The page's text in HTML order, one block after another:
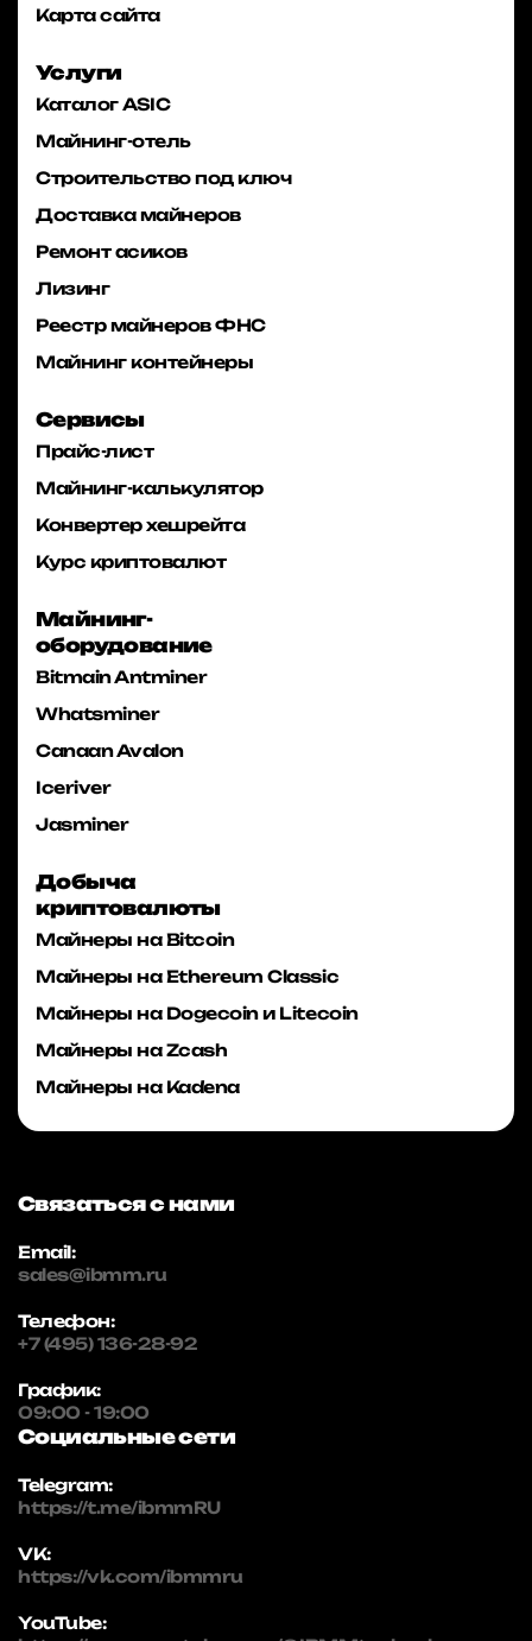
Карта сайта
Услуги
Каталог ASIC
Майнинг-отель
Строительство под ключ
Доставка майнеров
Ремонт асиков
Лизинг
Реестр майнеров ФНС
Майнинг контейнеры
Сервисы
Прайс-лист
Майнинг-калькулятор
Конвертер хешрейта
Курс криптовалют
Майнинг-
оборудование
Bitmain Antminer
Whatsminer
Canaan Avalon
Iceriver
Jasminer
Добыча
криптовалюты
Майнеры на Bitcoin
Майнеры на Ethereum Classic
Майнеры на Dogecoin и Litecoin
Майнеры на Zcash
Майнеры на Kadena
Связаться с нами
Email:
sales@ibmm.ru
Телефон:
+7 (495) 136-28-92
График:
09:00 - 19:00
Социальные сети
Telegram:
https://t.me/ibmmRU
VK:
https://vk.com/ibmmru
YouTube: